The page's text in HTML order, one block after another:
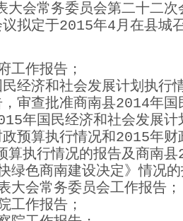
常务委员会第二十二次
拟定于2015年4月在县城
工作报告；
经济和社会发展计划执行
审查批准商南县2014年
年国民经济和社会发展计
预算执行情况和2015年财
执行情况的报告及商南县
绿色商南建设决定》情况的
大会常务委员会工作报告；
工作报告；